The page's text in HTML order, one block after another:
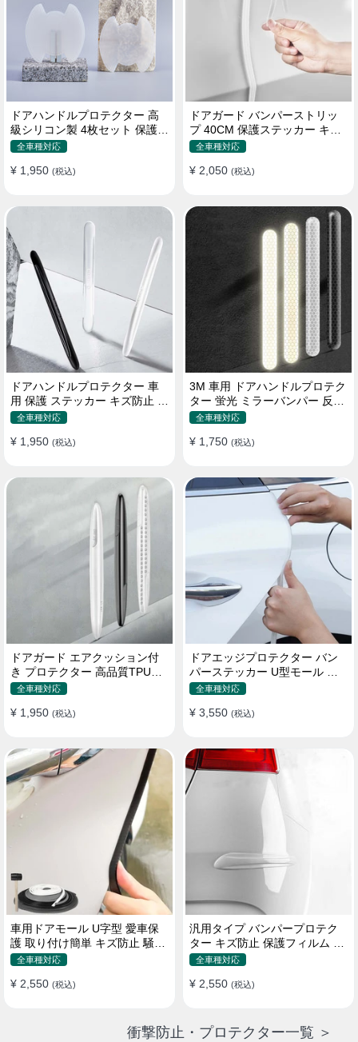
ドアハンドルプロテクター 高
級シリコン製 4枚セット 保護フ
ィルム キズ防止 全車種
全車種対応
¥ 1,950 (税込)
ドアガード バンパーストリッ
プ 40CM 保護ステッカー キズ
防止 プロテクターシール
全車種対応
¥ 2,050 (税込)
ドアハンドルプロテクター 車
用 保護 ステッカー キズ防止 高
品質TPU製 4枚セット
全車種対応
¥ 1,950 (税込)
3M 車用 ドアハンドルプロテク
ター 蛍光 ミラーバンパー 反射
ステッカー 保護フィルム
全車種対応
¥ 1,750 (税込)
ドアガード エアクッション付
き プロテクター 高品質TPU製
キズ防止 取り付け簡単
全車種対応
¥ 1,950 (税込)
ドアエッジプロテクター バン
パーステッカー U型モール キ
ズ防止 取り付け簡単 騒音低減
全車種対応
¥ 3,550 (税込)
車用ドアモール U字型 愛車保
護 取り付け簡単 キズ防止 騒音
低減 5m バンパーストリップ
全車種対応
¥ 2,550 (税込)
汎用タイプ バンパープロテク
ター キズ防止 保護フィルム 取
り付け簡単 フィット感抜群
全車種対応
¥ 2,550 (税込)
衝撃防止・プロテクター一覧 ＞